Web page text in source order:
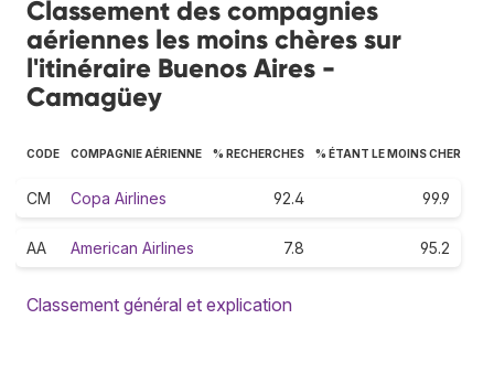
Classement des compagnies
aériennes les moins chères sur
l'itinéraire Buenos Aires -
Camagüey
CODE COMPAGNIE AÉRIENNE % RECHERCHES % ÉTANT LE MOINS CHER
CM Copa Airlines 92.4 99.9
AA American Airlines 7.8 95.2
Classement général et explication